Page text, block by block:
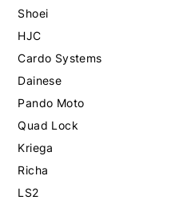
Shoei
HJC
Cardo Systems
Dainese
Pando Moto
Quad Lock
Kriega
Richa
LS2